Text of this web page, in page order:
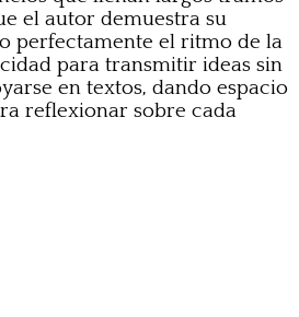
el autor demuestra su
perfectamente el ritmo de la
para transmitir ideas sin
en textos, dando espacio
reflexionar sobre cada